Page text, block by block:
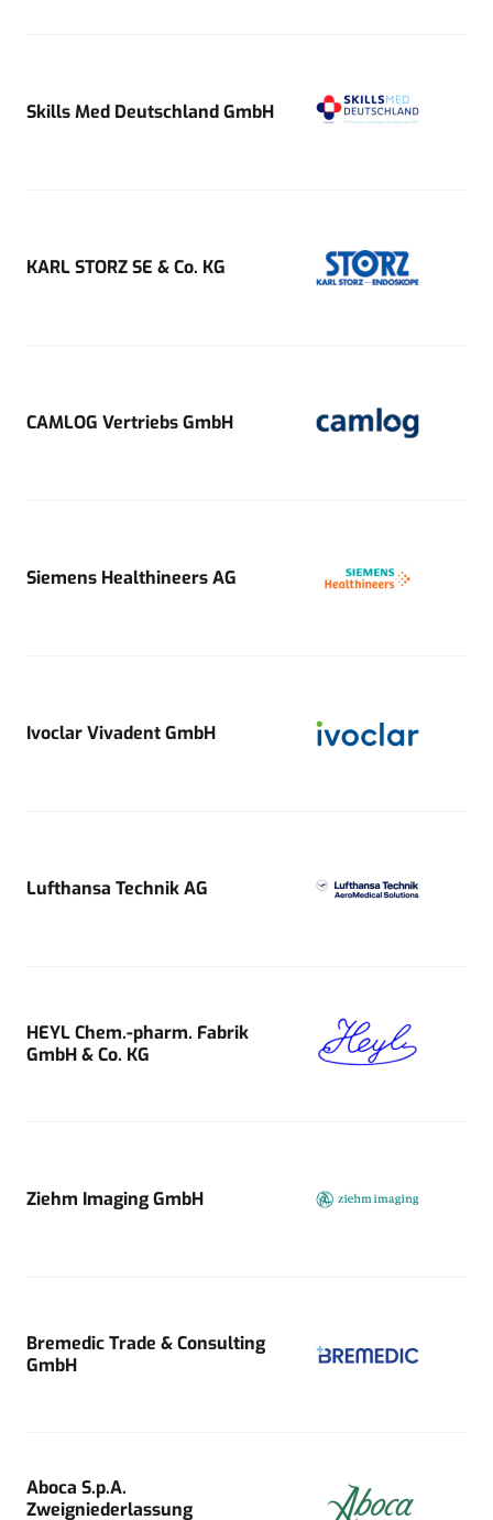
Skills Med Deutschland GmbH
KARL STORZ SE & Co. KG
CAMLOG Vertriebs GmbH
Siemens Healthineers AG
Ivoclar Vivadent GmbH
Lufthansa Technik AG
HEYL Chem.-pharm. Fabrik
GmbH & Co. KG
Ziehm Imaging GmbH
Bremedic Trade & Consulting
GmbH
Aboca S.p.A.
Zweigniederlassung